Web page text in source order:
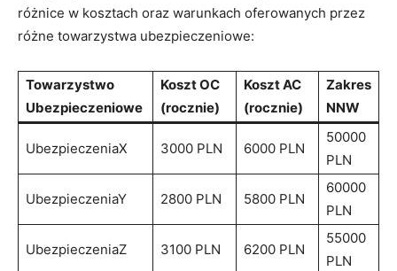
różnice w kosztach oraz warunkach oferowanych przez
różne towarzystwa ubezpieczeniowe:
Towarzystwo
Ubezpieczeniowe
Koszt OC
(rocznie)
Koszt AC
(rocznie)
Zakres
NNW
UbezpieczeniaX 3000 PLN 6000 PLN
50000
PLN
UbezpieczeniaY 2800 PLN 5800 PLN
60000
PLN
UbezpieczeniaZ 3100 PLN 6200 PLN
55000
PLN